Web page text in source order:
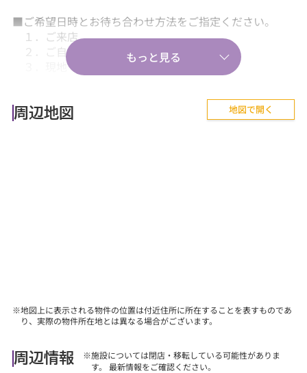
■ご希望日時とお待ち合わせ方法をご指定ください。
１．ご来店
２．ご自宅送迎
３．現地・最寄駅等でのお待ち合わせ。
■『失敗しない住まい選びのポイント！』、『購入の流
周辺地図 地図で開く
※地図上に表示される物件の位置は付近住所に所在することを表すものであ
り、実際の物件所在地とは異なる場合がございます。
周辺情報
※施設については閉店・移転している可能性がありま
す。 最新情報をご確認ください。